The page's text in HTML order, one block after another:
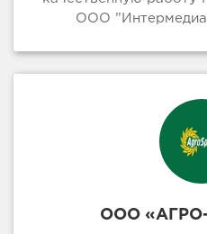
ООО ”Интермедиа
ООО